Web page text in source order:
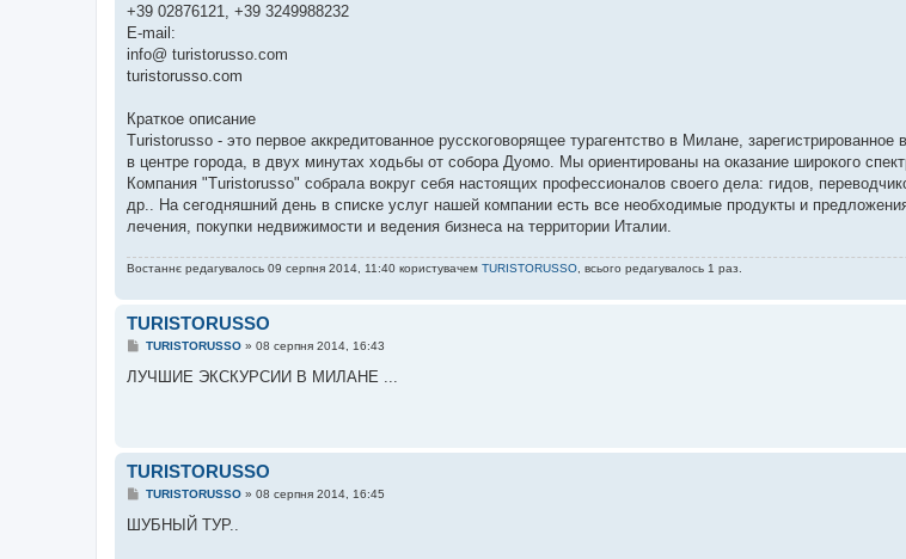
н
я
+39 02876121, +39 3249988232
E-mail:
info@ turistorusso.com
turistorusso.com
Краткое описание
Turistorusso - это первое аккредитованное русскоговорящее турагентство в Милане,
в центре города, в двух минутах ходьбы от собора Дуомо. Мы ориентированы на оказание широкого
Компания "Turistorusso" собрала вокруг себя настоящих профессионалов своего дела: гидов,
др.. На сегодняшний день в списке услуг нашей компании есть все необходимые продукты и
лечения, покупки недвижимости и ведения бизнеса на территории Италии.
Востаннє редагувалось 09 серпня 2014, 11:40 користувачем TURISTORUSSO , всього редагувалось 1 раз.
TURISTORUSSO
П
в
н
н
TURISTORUSSO» 08 серпня 2014, 16:43
ЛУЧШИЕ ЭКСКУРСИИ В МИЛАНЕ ...
TURISTORUSSO
П
в
TURISTORUSSO» 08 серпня 2014, 16:45
ШУБНЫЙ ТУР..